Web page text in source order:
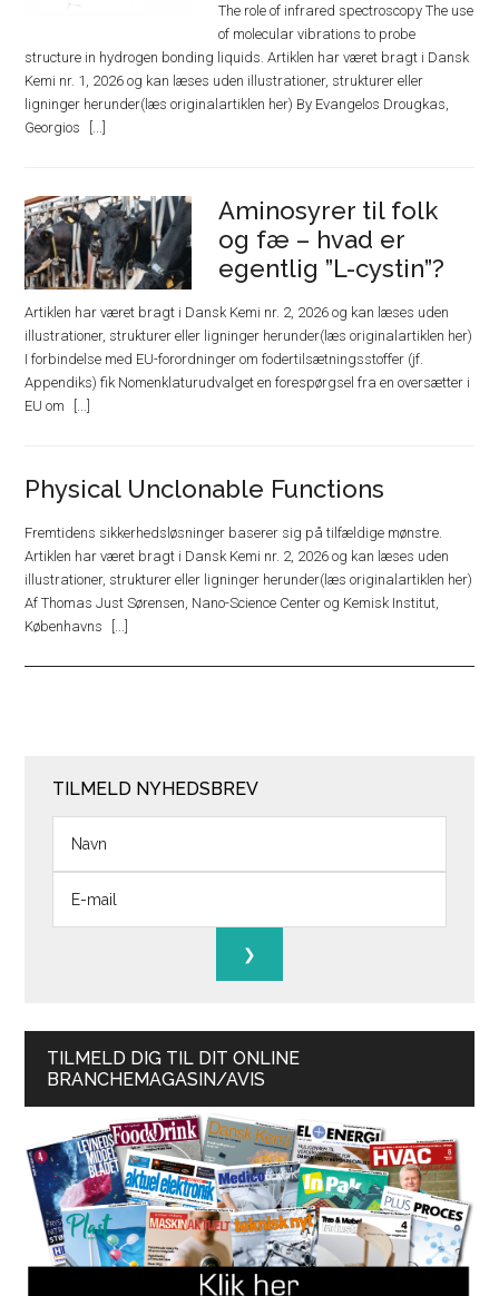
The role of infrared spectroscopy The use
of molecular vibrations to probe
structure in hydrogen bonding liquids. Artiklen har været bragt i Dansk
Kemi nr. 1, 2026 og kan læses uden illustrationer, strukturer eller
ligninger herunder(læs originalartiklen her) By Evangelos Drougkas,
Georgios
Aminosyrer til folk
og fæ – hvad er
egentlig ”L-cystin”?
Artiklen har været bragt i Dansk Kemi nr. 2, 2026 og kan læses uden
illustrationer, strukturer eller ligninger herunder(læs originalartiklen her)
I forbindelse med EU-forordninger om fodertilsætningsstoffer (jf.
Appendiks) fik Nomenklaturudvalget en forespørgsel fra en oversætter i
EU om
Physical Unclonable Functions
Fremtidens sikkerhedsløsninger baserer sig på tilfældige mønstre.
Artiklen har været bragt i Dansk Kemi nr. 2, 2026 og kan læses uden
illustrationer, strukturer eller ligninger herunder(læs originalartiklen her)
Af Thomas Just Sørensen, Nano-Science Center og Kemisk Institut,
Københavns
TILMELD NYHEDSBREV
TILMELD DIG TIL DIT ONLINE
BRANCHEMAGASIN/AVIS